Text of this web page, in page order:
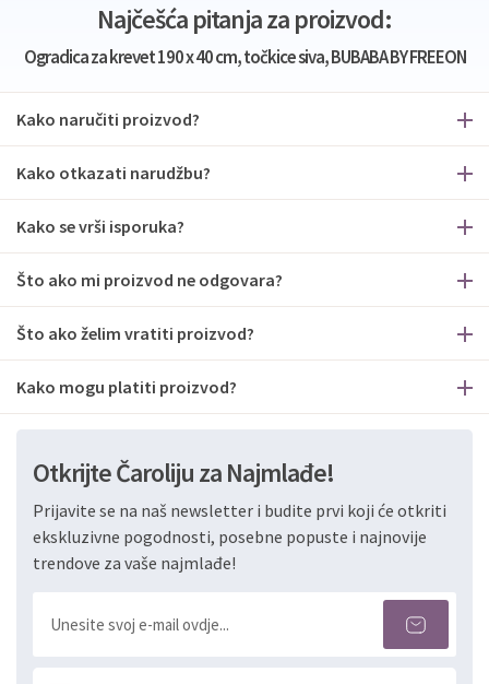
Najčešća pitanja za proizvod:
Ogradica za krevet 190 x 40 cm, točkice siva, BUBABA BY FREEON
Kako naručiti proizvod?
Kako otkazati narudžbu?
Kako se vrši isporuka?
Što ako mi proizvod ne odgovara?
Što ako želim vratiti proizvod?
Kako mogu platiti proizvod?
Otkrijte Čaroliju za Najmlađe!
Prijavite se na naš newsletter i budite prvi koji će otkriti
ekskluzivne pogodnosti, posebne popuste i najnovije
trendove za vaše najmlađe!